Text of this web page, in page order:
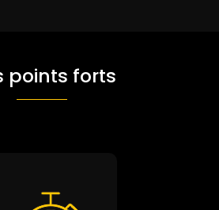
points forts